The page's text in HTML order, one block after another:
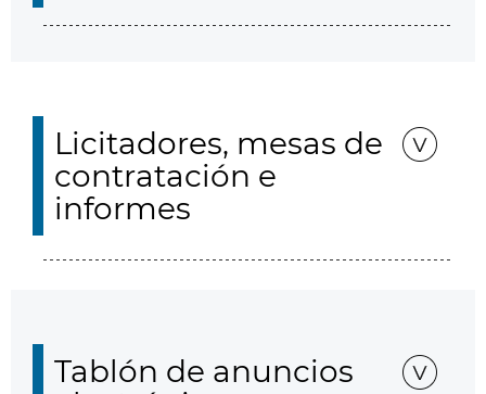
Licitadores, mesas de
contratación e
informes
Tablón de anuncios